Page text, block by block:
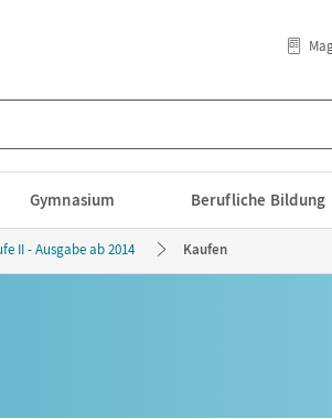
Gymnasium Berufliche Bildung
II - Ausgabe ab 2014 Kaufen